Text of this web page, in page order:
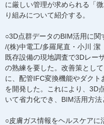
に厳しい管理が求められる「
り組みについて紹介する。
○3D点群データのBIM活用に関
/(株)中電工/多羅尾直・小川 潔
既存設備の現地調査で3Dレー
の熟練を要した。改善策とし
に、配管IFC変換機能やダク
を開発した。これにより、3D
いて省力化でき、BIM活用方法
○皮膚ガス情報をヘルスケアに